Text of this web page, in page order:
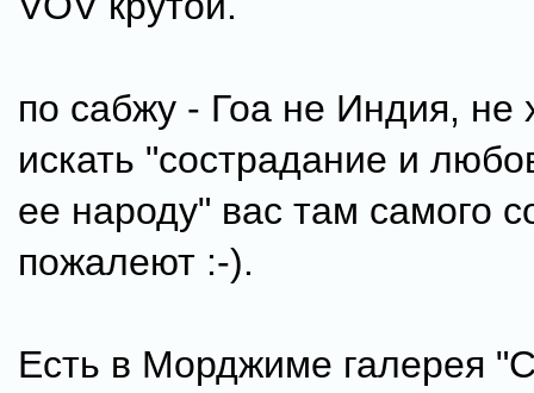
по сабжу - Гоа не Индия, не
искать "сострадание и
ее народу" вас там самого
пожалеют :-).
Есть в Морджиме галерея